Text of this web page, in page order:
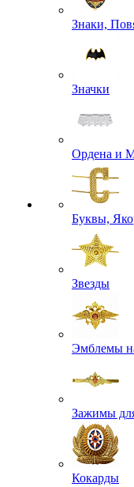
Знаки,
Значки
Ордена и
Буквы,
Звезды
Эмблемы
Зажимы
Кокарды